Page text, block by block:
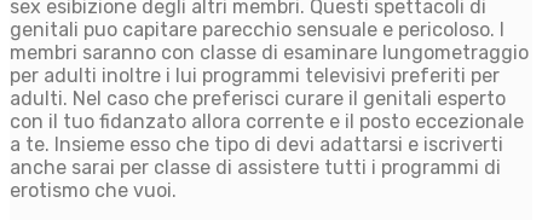
sex esibizione degli altri membri. Questi spettacoli di
genitali puo capitare parecchio sensuale e pericoloso. I
membri saranno con classe di esaminare lungometraggio
per adulti inoltre i lui programmi televisivi preferiti per
adulti. Nel caso che preferisci curare il genitali esperto
con il tuo fidanzato allora corrente e il posto eccezionale
a te. Insieme esso che tipo di devi adattarsi e iscriverti
anche sarai per classe di assistere tutti i programmi di
erotismo che vuoi.